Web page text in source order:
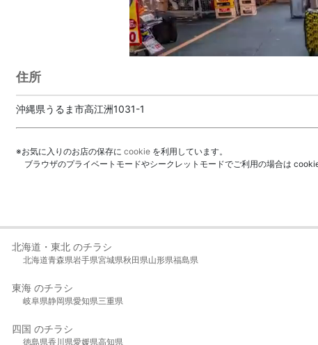
住所
沖縄県うるま市高江洲1031-1
※お気に入りのお店の保存に cookie を利用しています。
ブラウザのプライベートモードやシークレットモードでご利用の場合は
北海道・東北 のチラシ
北海道青森県岩手県宮城県秋田県山形県福島県
東海 のチラシ
岐阜県静岡県愛知県三重県
四国 のチラシ
徳島県香川県愛媛県高知県